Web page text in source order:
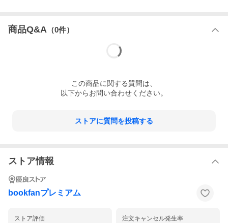
商品Q&A （0件）
この商品に関する質問は、
以下からお問い合わせください。
ストアに質問を投稿する
ストア情報
bookfanプレミアム
ストア評価 注文キャンセル発生率